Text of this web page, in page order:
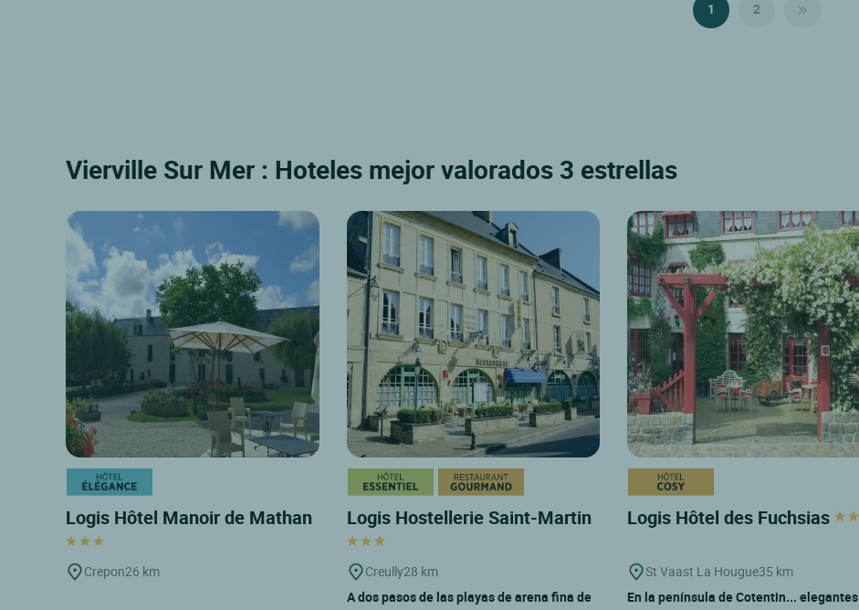
1 2
Vierville Sur Mer : Hoteles mejor valorados 3 estrellas
Logis Hôtel Manoir de Mathan
Crepon26 km
Logis Hostellerie Saint-Martin
Creully28 km
A dos pasos de las playas de arena fina de
Logis Hôtel des Fuchsias
St Vaast La Hougue35 km
En la península de Cotentin... elegantes